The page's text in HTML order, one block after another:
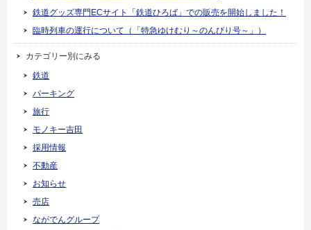
鉄道グッズ専門ECサイト「鉄道ひろば」での販売を開始しました！
臨時列車の運行について（「特急ゆけむり～のんびり号～」）
カテゴリー別にみる
鉄道
パーキング
旅行
モノキー吉田
採用情報
不動産
お知らせ
売店
ながでんグループ